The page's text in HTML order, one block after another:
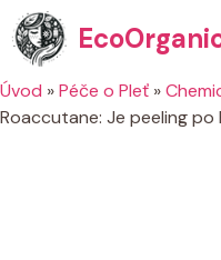
Přeskočit
na
obsah
Úvod »Péče o Pleť »
Roaccutane: Je peeling